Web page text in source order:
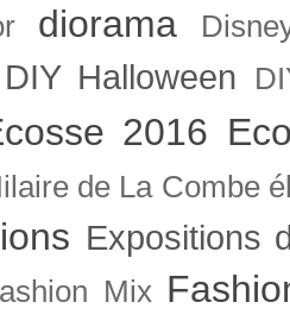
diorama
DIY Halloween
2016
de La Combe
Expositions
Mix